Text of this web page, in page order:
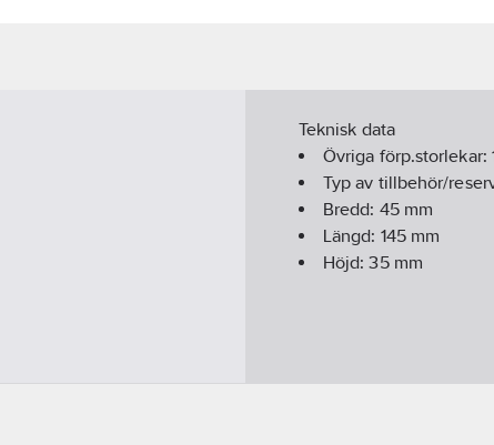
Teknisk data
Övriga förp.storlekar:
Typ av tillbehör/
Bredd: 45mm
Längd: 145mm
Höjd:35mm